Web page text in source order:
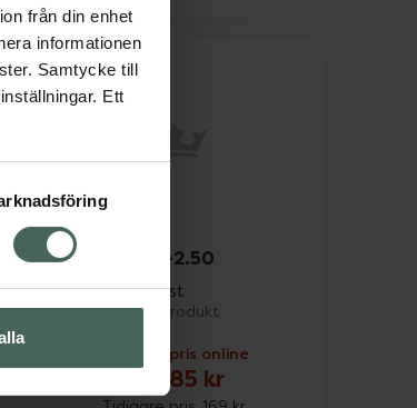
från din enhet
informationen
Samtycke till
Ett
35%
4.8 av 5 i omdöme
Clearlii Daily -2.50
Endagslins, 30 st
Medicinteknisk produkt
Kampanjpris online
109,85 kr